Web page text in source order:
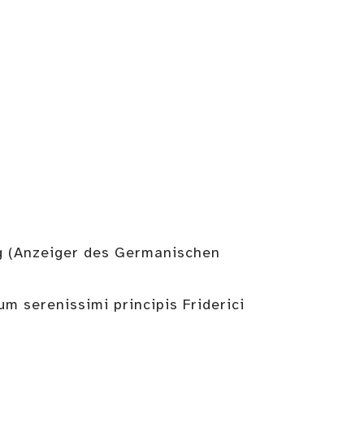
des Germanischen
serenissimi principis Friderici